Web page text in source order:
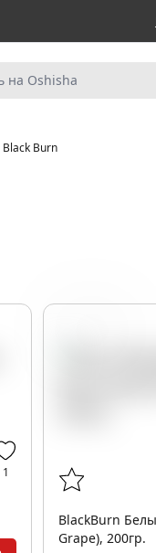
Black Burn
1
BlackBurn
Grape), 200гр.